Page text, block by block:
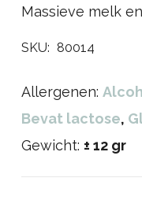
Massieve melk
SKU: 80014
Allergenen:
Bevat lactose,
Gewicht: ± 12 gr